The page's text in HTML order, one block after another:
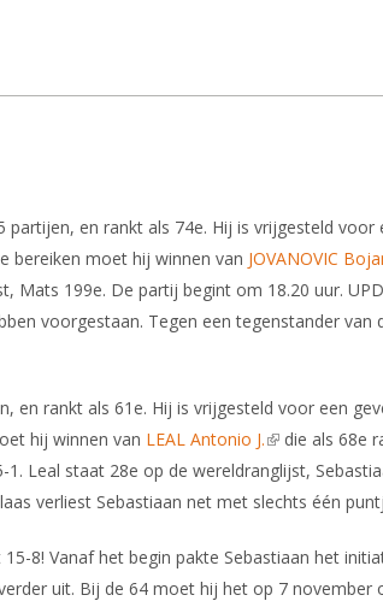
en rankt als 74e. Hij is vrijgesteld voor
bereiken moet hij winnen van JOVANOVIC
Mats 199e. De partij begint om 18.20 uur.
voorgestaan. Tegen een tegenstander van
en rankt als 61e. Hij is vrijgesteld voor een
hij winnen van LEAL Antonio J.(link is
die als 68e
Leal staat 28e op de wereldranglijst,
verliest Sebastiaan net met slechts één
8! Vanaf het begin pakte Sebastiaan het
uit. Bij de 64 moet hij het op 7 november